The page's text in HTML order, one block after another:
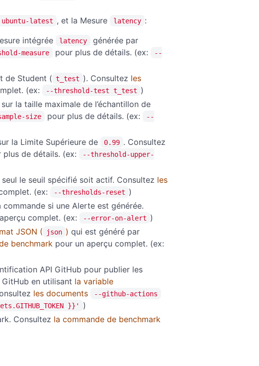
ubuntu-latest , et la Mesure latency :
intégrée latency générée par
measure pour plus de détails. (ex:
--
de Student ( t_test ). Consultez les
(ex: --threshold-test t_test )
sur la taille maximale de l’échantillon de
size pour plus de détails. (ex:
--
la Limite Supérieure de 0.99 . Consultez
plus de détails. (ex:
--threshold-upper-
le seuil spécifié soit actif. Consultez les
(ex: --thresholds-reset )
commande si une Alerte est générée.
complet. (ex: --error-on-alert )
JSON ( json ) qui est généré par
benchmark pour un aperçu complet. (ex:
API GitHub pour publier les
en utilisant la variable
les documents --github-actions
}}'
)
Consultez la commande de benchmark